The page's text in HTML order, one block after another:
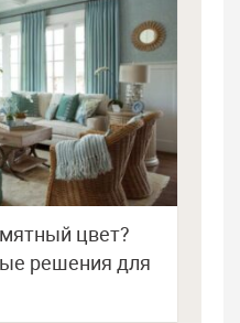
цвет?
решения для